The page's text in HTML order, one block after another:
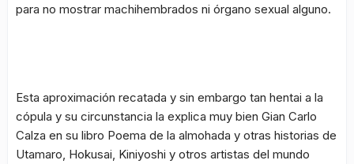
para no mostrar machihembrados ni órgano sexual alguno.
Esta aproximación recatada y sin embargo tan hentai a la
cópula y su circunstancia la explica muy bien Gian Carlo
Calza en su libro Poema de la almohada y otras historias de
Utamaro, Hokusai, Kiniyoshi y otros artistas del mundo